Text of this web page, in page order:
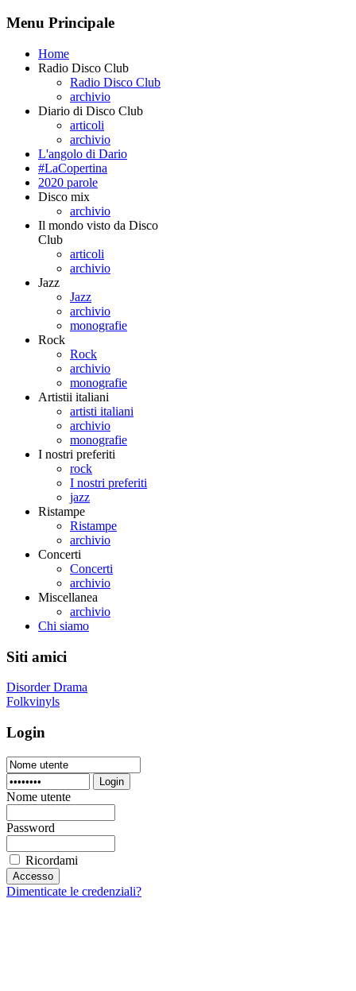
Menu Principale
Home
Radio Disco Club
Radio Disco Club
archivio
Diario di Disco Club
articoli
archivio
L'angolo di Dario
#LaCopertina
2020 parole
Disco mix
archivio
Il mondo visto da Disco
Club
articoli
archivio
Jazz
Jazz
archivio
monografie
Rock
Rock
archivio
monografie
Artistii italiani
artisti italiani
archivio
monografie
I nostri preferiti
rock
I nostri preferiti
jazz
Ristampe
Ristampe
archivio
Concerti
Concerti
archivio
Miscellanea
archivio
Chi siamo
Siti amici
Disorder Drama
Folkvinyls
Login
Login
Nome utente
Password
Ricordami
Dimenticate le credenziali?